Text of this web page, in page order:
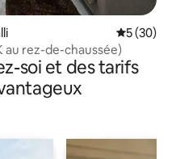
5 (30)
au rez-de-chaussée)
soi et des tarifs